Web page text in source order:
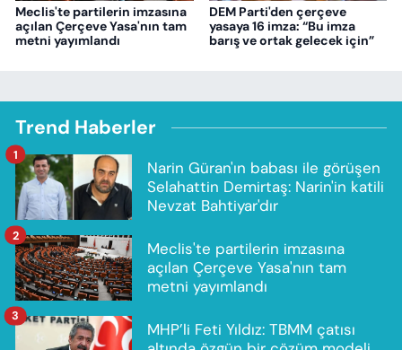
Meclis'te partilerin imzasına
açılan Çerçeve Yasa'nın tam
metni yayımlandı
DEM Parti'den çerçeve
yasaya 16 imza: “Bu imza
barış ve ortak gelecek için”
Trend Haberler
Narin Güran'ın babası ile görüşen
Selahattin Demirtaş: Narin'in katili
Nevzat Bahtiyar'dır
1
Meclis'te partilerin imzasına
açılan Çerçeve Yasa'nın tam
metni yayımlandı
2
MHP’li Feti Yıldız: TBMM çatısı
3